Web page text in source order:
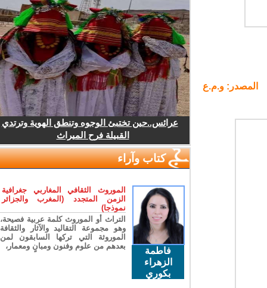
المصدر: و.م.ع
عرائس..حين تختبئ الوجوه وتنطق الهوية وترتدي
القبيلة فرح الميراث
كتاب وآراء
فاطمة
الزهراء
بكوري
الموروث الثقافي المغاربي جغرافية
الزمن المتجدد (المغرب والجزائر
نموذجا)
التراث أو الموروث كلمة عربية فصيحة،
وهو مجموعة التقاليد والآثار والثقافة
الموروثة التي تركها السابقون لمن
بعدهم من علوم وفنون ومبانٍ ومعمار،